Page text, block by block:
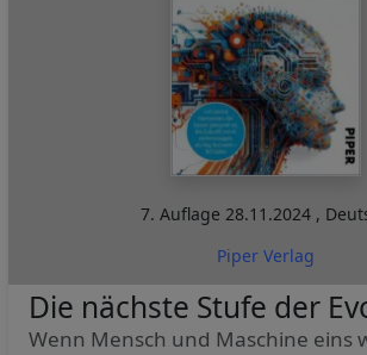
7. Auflage28.11.2024 ,
Piper Verlag
Die nächste Stufe der
Wenn Mensch und Maschine eins